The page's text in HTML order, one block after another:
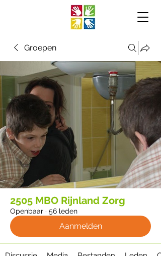
Groepen
2505 MBO Rijnland Zorg
Openbaar · 56 leden
Aanmelden